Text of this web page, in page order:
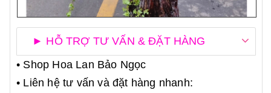
► HỖ TRỢ TƯ VẤN & ĐẶT HÀNG
• Shop Hoa Lan Bảo Ngọc
• Liên hệ tư vấn và đặt hàng nhanh: